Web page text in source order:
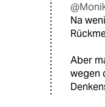
Na
Aber
wegen